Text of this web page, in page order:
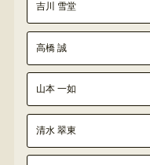
吉川 雪堂
高橋 誠
山本 一如
清水 翠東